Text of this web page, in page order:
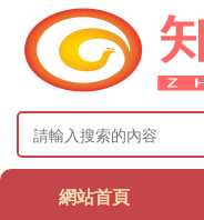
網站首頁